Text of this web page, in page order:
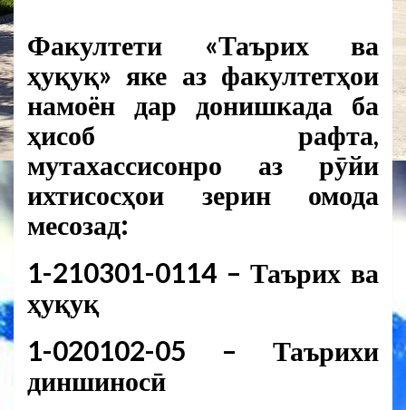
Факултети «Таърих ва
ҳуқуқ» яке аз факултетҳои
намоён дар донишкада ба
ҳисоб рафта,
мутахассисонро аз рӯйи
ихтисосҳои зерин омода
месозад:
1-210301-0114 – Таърих ва
ҳуқуқ
1-020102-05 – Таърихи
диншиносӣ